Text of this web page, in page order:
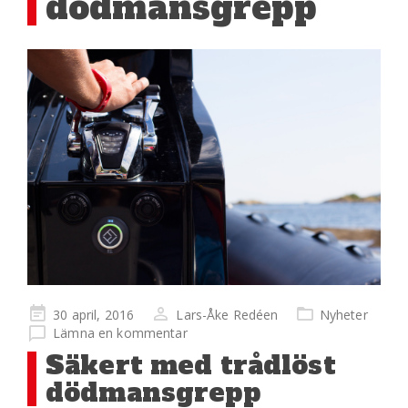
Publicerad
på
30 april, 2016 Lars-Åke Redéen
Nyheter
Lämna en kommentar
Säkert med trådlöst
dödmansgrepp